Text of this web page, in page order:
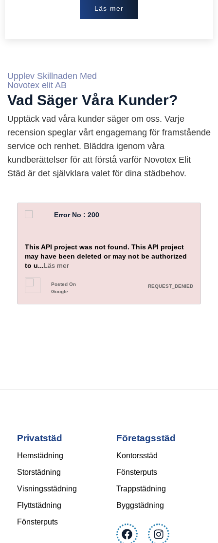
Läs mer
Upplev Skillnaden Med
Novotex elit AB
Vad Säger Våra Kunder?
Upptäck vad våra kunder säger om oss. Varje
recension speglar vårt engagemang för framstående
service och renhet. Bläddra igenom våra
kundberättelser för att förstå varför Novotex Elit
Städ är det självklara valet för dina städbehov.
Error No : 200
This API project was not found. This API project
may have been deleted or may not be authorized
to u...Läs mer
Posted On
Google
REQUEST_DENIED
Privatstäd
Hemstädning
Storstädning
Visningsstädning
Flyttstädning
Fönsterputs
Företagsstäd
Kontorsstäd
Fönsterputs
Trappstädning
Byggstädning